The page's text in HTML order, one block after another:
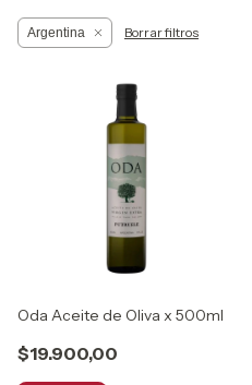
Argentina Borrar filtros
Oda Aceite de Oliva x 500ml
$19.900,00